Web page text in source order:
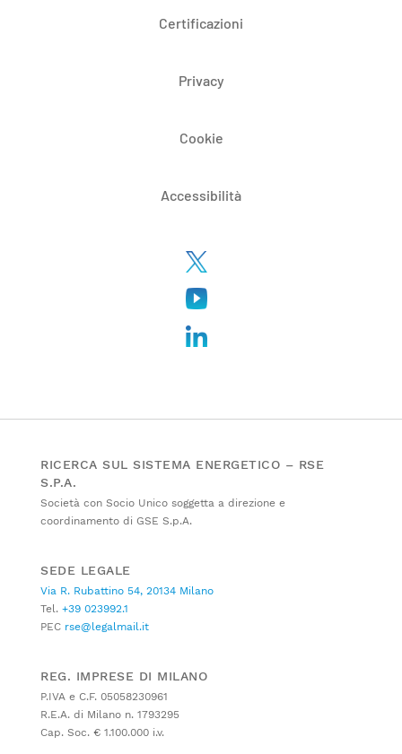
Certificazioni
Privacy
Cookie
Accessibilità
RICERCA SUL SISTEMA ENERGETICO – RSE
S.P.A.
Società con Socio Unico soggetta a direzione e
coordinamento di GSE S.p.A.
SEDE LEGALE
Via R. Rubattino 54, 20134 Milano
Tel. +39 023992.1
PEC rse@legalmail.it
REG. IMPRESE DI MILANO
P.IVA e C.F. 05058230961
R.E.A. di Milano n. 1793295
Cap. Soc. € 1.100.000 i.v.